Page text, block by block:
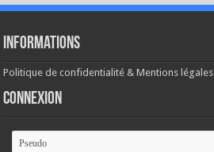
Informations
Politique de confidentialité & Mentions légales
Connexion